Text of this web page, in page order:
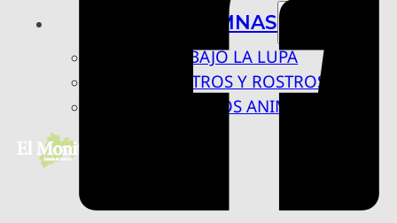
COLUMNAS
BAJO LA LUPA
RASTROS Y ROSTROS
VÍNCULOS ANIMALES